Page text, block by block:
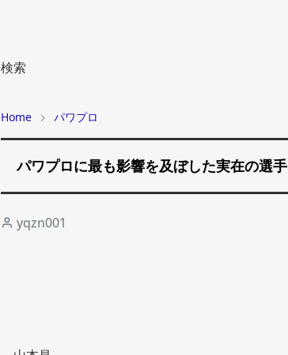
検索
Home パワプロ
パワプロに最も影響を及ぼした実在の選手
yqzn001